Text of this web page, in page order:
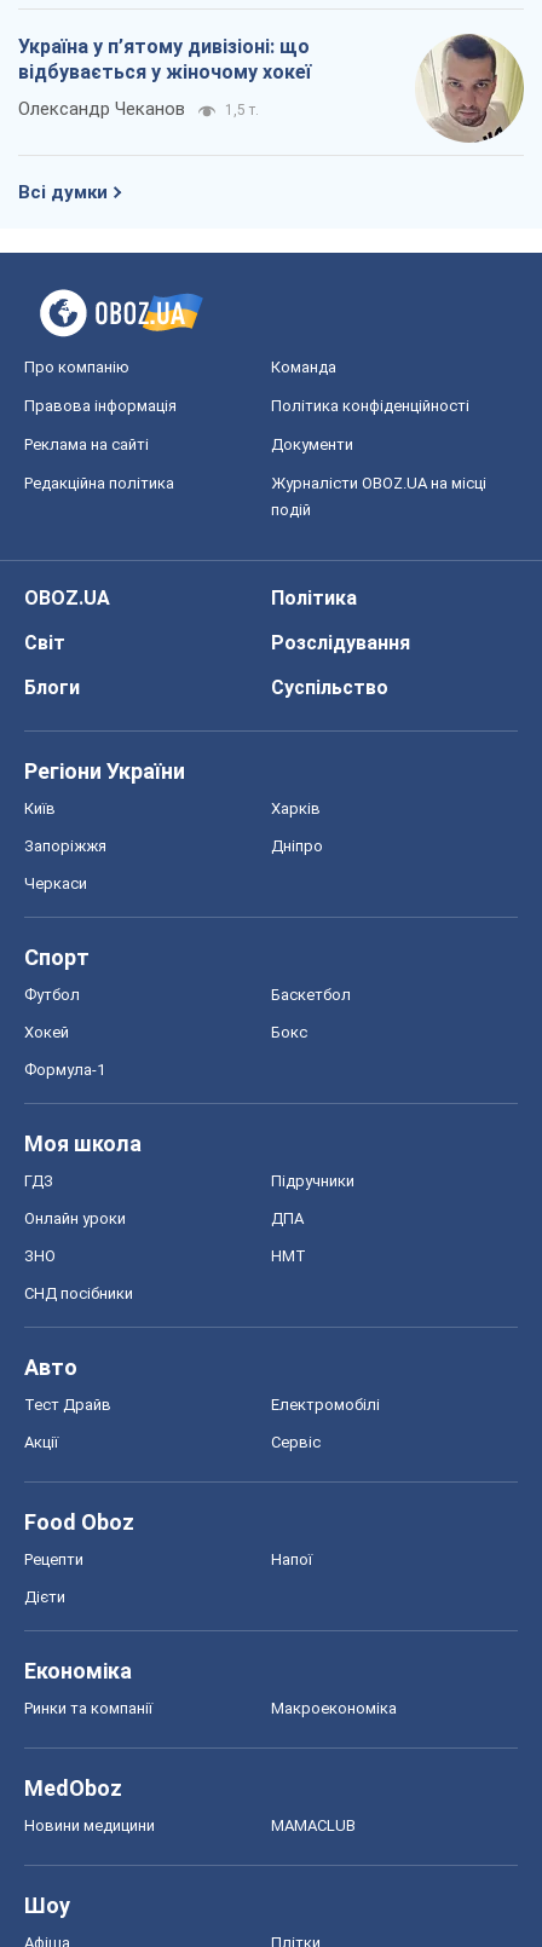
Україна у п’ятому дивізіоні: що
відбувається у жіночому хокеї
Олександр Чеканов 1,5 т.
Всі думки
Про компанію Команда
Правова інформація Політика конфіденційності
Реклама на сайті Документи
Редакційна політика
Журналісти OBOZ.UA на місці
подій
OBOZ.UA
Політика
Світ
Розслідування
Блоги
Суспільство
Регіони України
Київ Харків
Запоріжжя Дніпро
Черкаси
Спорт
Футбол Баскетбол
Хокей Бокс
Формула-1
Моя школа
ГДЗ Підручники
Онлайн уроки ДПА
ЗНО НМТ
СНД посібники
Авто
Тест Драйв Електромобілі
Акції Сервіс
Food Oboz
Рецепти Напої
Дієти
Економіка
Ринки та компанії Макроекономіка
MedOboz
Новини медицини MAMACLUB
Шоу
Афіша Плітки